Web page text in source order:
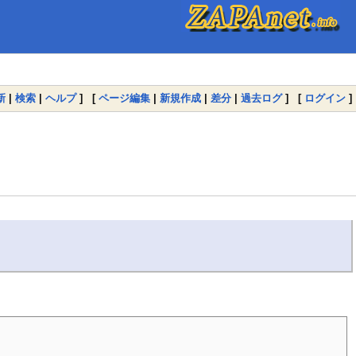
| 検索 | ヘルプ] [ ページ編集 | 新規作成 | 差分 | 過去ログ] [ ログイン ]